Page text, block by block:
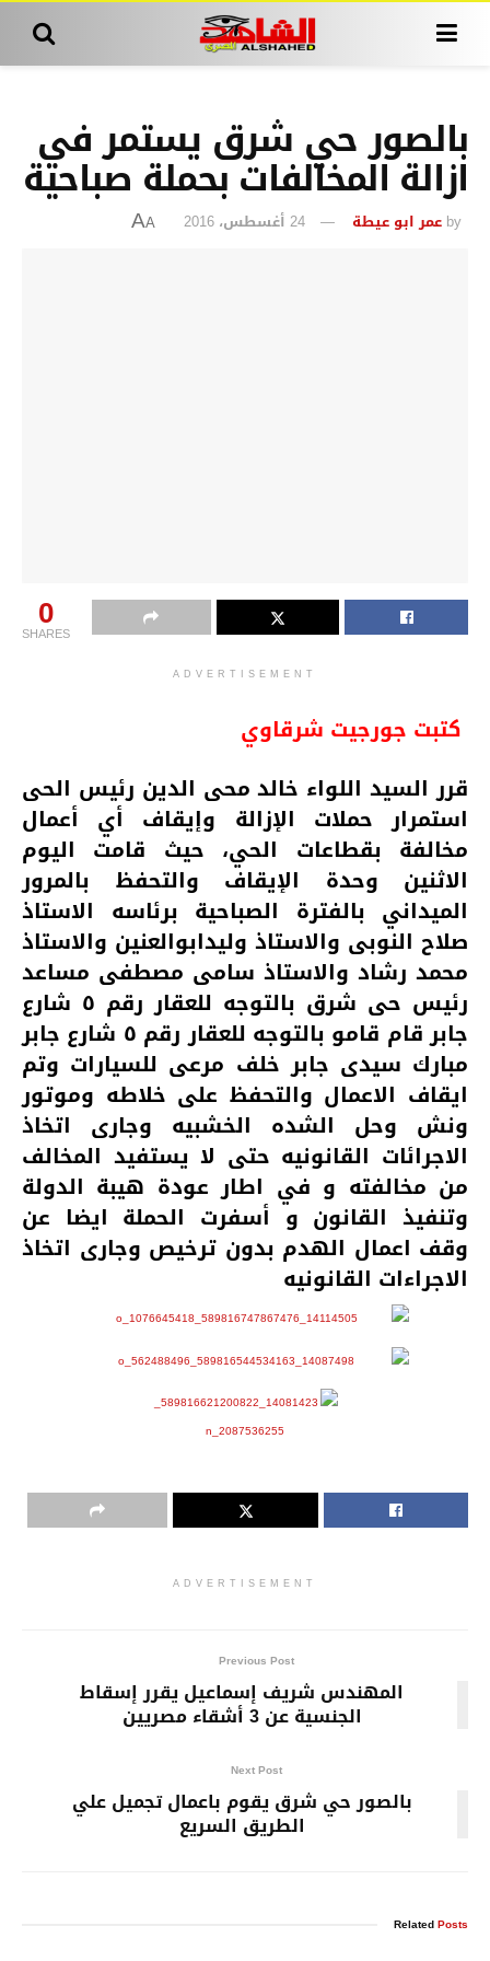
بالصور حي شرق يستمر في
ازالة المخالفات بحملة صباحية
by عمر ابو عيطة 24 أغسطس، 2016 A
A
0
SHARES
ADVERTISEMENT
كتبت جورجيت شرقاوي
قرر السيد اللواء خالد محى الدين رئيس الحى
استمرار حملات الإزالة وإيقاف أي أعمال
مخالفة بقطاعات الحي، حيث قامت اليوم
الاثنين وحدة الإيقاف والتحفظ بالمرور
الميداني بالفترة الصباحية برئاسه الاستاذ
صلاح النوبى والاستاذ وليدابوالعنين والاستاذ
محمد رشاد والاستاذ سامى مصطفى مساعد
رئيس حى شرق بالتوجه للعقار رقم ٥ شارع
جابر قام قامو بالتوجه للعقار رقم ٥ شارع جابر
مبارك سيدى جابر خلف مرعى للسيارات وتم
ايقاف الاعمال والتحفظ على خلاطه وموتور
ونش وحل الشده الخشبيه وجارى اتخاذ
الاجرائات القانونيه حتى لا يستفيد المخالف
من مخالفته و في اطار عودة هيبة الدولة
وتنفيذ القانون و أسفرت الحملة ايضا عن
وقف اعمال الهدم بدون ترخيص وجارى اتخاذ
الاجراءات القانونيه
ADVERTISEMENT
Previous Post
المهندس شريف إسماعيل يقرر إسقاط
الجنسية عن 3 أشقاء مصريين
Next Post
بالصور حي شرق يقوم باعمال تجميل علي
الطريق السريع
RelatedPosts